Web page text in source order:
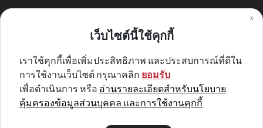
x
เว็บไซต์นี้ใช้คุกกี้
เราใช้คุกกี้เพื่อเพิ่มประสิทธิภาพ และประสบการณ์ที่ดีใน
การใช้งานเว็บไซต์ กรุณาคลิก ยอมรับ
เพื่อดำเนินการ หรือ อ่านรายละเอียดสำหรับนโยบาย
คุ้มครองข้อมูลส่วนบุคคล และการใช้งานคุกกี้
DIABLO BIKE
GET SPECIAL DEAL & OFFERS
Sign me up